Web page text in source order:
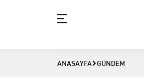
ANASAYFA GÜNDEM